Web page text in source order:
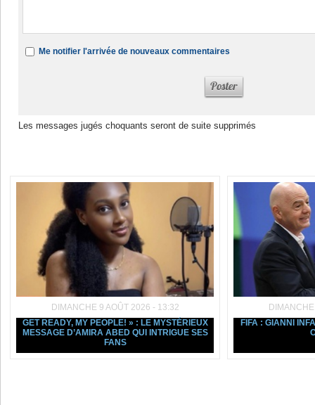
Me notifier l'arrivée de nouveaux commentaires
Les messages jugés choquants seront de suite supprimés
DIMANCHE 9 AOÛT 2026 - 13:32
GET READY, MY PEOPLE! » : LE MYSTÉRIEUX
MESSAGE D’AMIRA ABED QUI INTRIGUE SES
FANS
FIFA : GIANNI